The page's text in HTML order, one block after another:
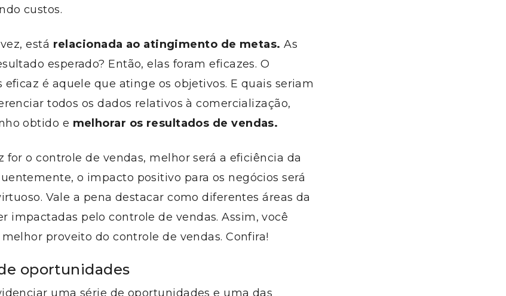
custos.
está relacionada ao atingimento de metas. As
esperado? Então, elas foram eficazes. O
eficaz é aquele que atinge os objetivos. E quais seriam
todos os dados relativos à comercialização,
obtido e melhorar os resultados de vendas.
for o controle de vendas, melhor será a eficiência da
o impacto positivo para os negócios será
Vale a pena destacar como diferentes áreas da
impactadas pelo controle de vendas. Assim, você
proveito do controle de vendas. Confira!
oportunidades
uma série de oportunidades e uma das